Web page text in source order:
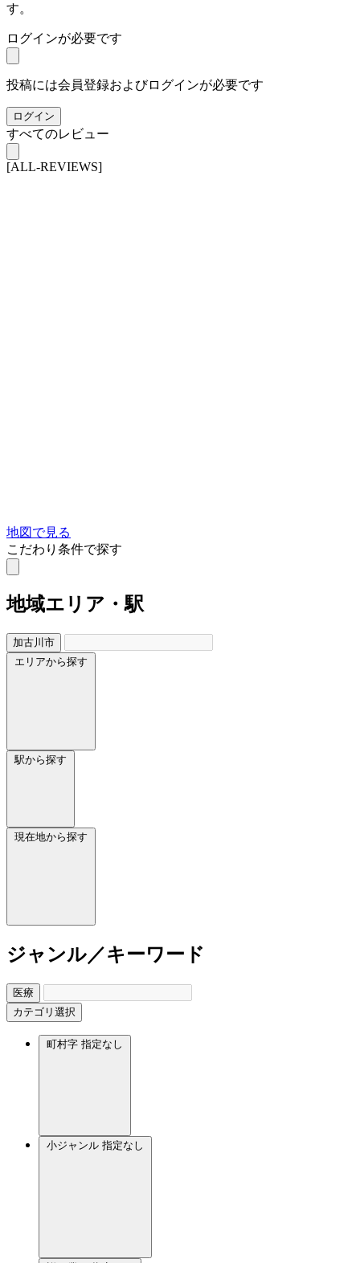
す。
ログインが必要です
投稿には会員登録およびログインが必要です
ログイン
すべてのレビュー
[ALL-REVIEWS]
地図で見る
こだわり条件で探す
地域エリア・駅
加古川市
エリアから探す
駅から探す
現在地から探す
ジャンル／キーワード
医療
カテゴリ選択
町村字 指定なし
小ジャンル 指定なし